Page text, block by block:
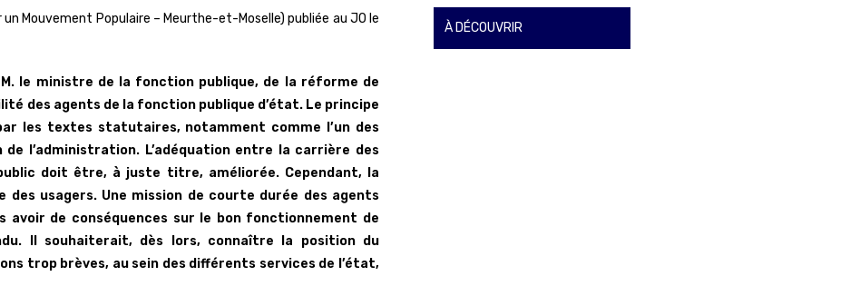
Mouvement Populaire – Meurthe-et-Moselle) publiée au JO le
le ministre de la fonction publique, de la réforme de
des agents de la fonction publique d’état. Le principe
les textes statutaires, notamment comme l’un des
l’administration. L’adéquation entre la carrière des
doit être, à juste titre, améliorée. Cependant, la
usagers. Une mission de courte durée des agents
avoir de conséquences sur le bon fonctionnement de
II souhaiterait, dès lors, connaître la position du
trop brèves, au sein des différents services de l’état,
À DÉCOUVRIR